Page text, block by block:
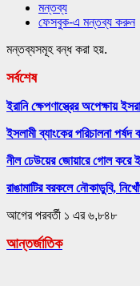
মন্তব্য
ফেসবুক-এ মন্তব্য করুন
মন্তব্যসমূহ বন্ধ করা হয়.
সর্বশেষ
ইরানি ক্ষেপণাস্ত্রের অপেক্ষায়
ইসলামী ব্যাংকের পরিচালনা পর্ষদ
নীল ঢেউয়ের জোয়ারে গোল করে
রাঙামাটির বরকলে নৌকাডুবি,
আগেরপরবর্তী ১ এর ৬,৮৪৮
আন্তর্জাতিক